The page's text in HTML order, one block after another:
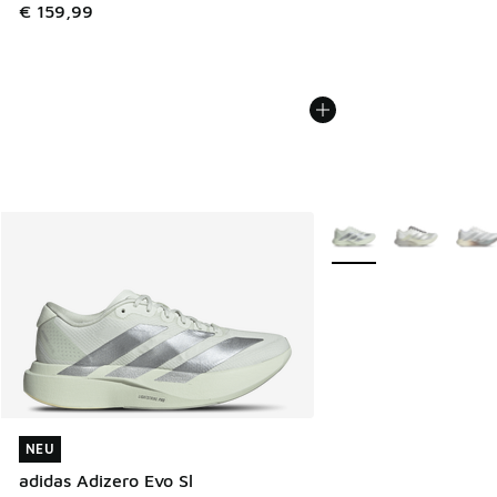
€ 159,99
NEU
adidas Adizero Evo Sl
NEU
Weitere Farben